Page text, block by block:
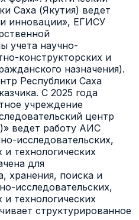
Саха (Якутия) ведет
инновации», ЕГИСУ
учета научно-
конструкторских и
назначения).
Республики Саха
С 2025 года
учреждение
центр
ведет работу АИС
исследовательских,
технологических
для
хранения, поиска и
исследовательских,
технологических
структурированное